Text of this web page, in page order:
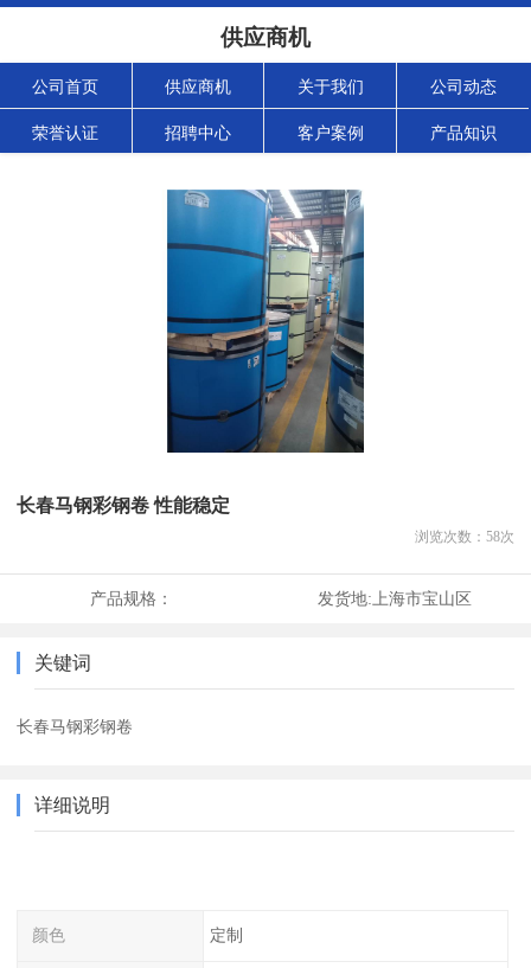
供应商机
公司首页 供应商机 关于我们 公司动态
荣誉认证 招聘中心 客户案例 产品知识
长春马钢彩钢卷 性能稳定
浏览次数： 58次
产品规格： 发货地: 上海市宝山区
关键词
长春马钢彩钢卷
详细说明
颜色 定制